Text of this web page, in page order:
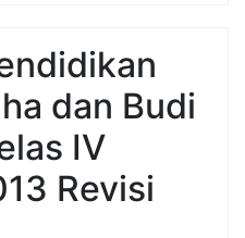
dan Budi
IV
Revisi